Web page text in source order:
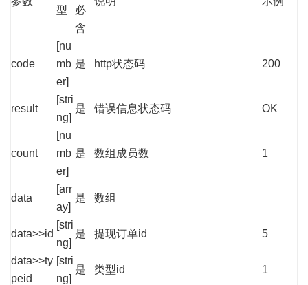
型
必
含
code
[nu
mb
er]
是 http状态码 200
result
[stri
ng]
是 错误信息状态码 OK
count
[nu
mb
er]
是 数组成员数 1
data
[arr
ay]
是 数组
data>>id
[stri
ng]
是 提现订单id 5
data>>ty
peid
[stri
ng]
是 类型id 1